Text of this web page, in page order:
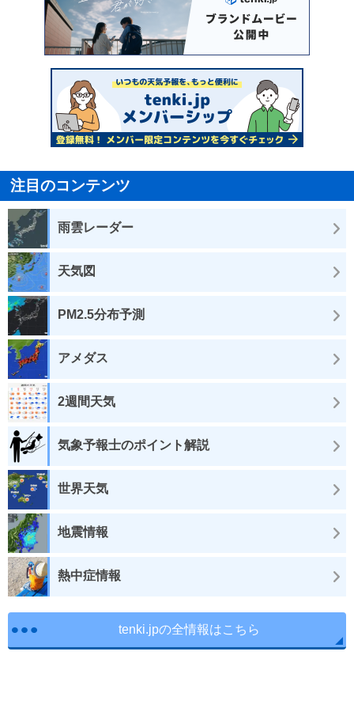
注目のコンテンツ
雨雲レーダー
天気図
PM2.5分布予測
アメダス
2週間天気
気象予報士のポイント解説
世界天気
地震情報
熱中症情報
tenki.jpの全情報はこちら